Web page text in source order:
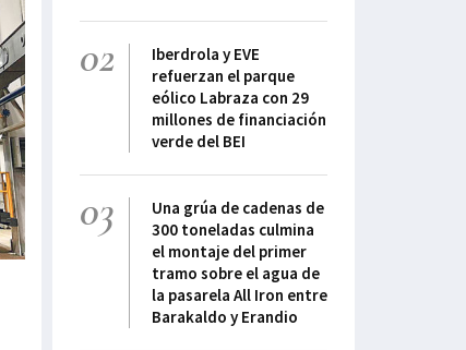
02
Iberdrola y EVE
refuerzan el parque
eólico Labraza con 29
millones de financiación
verde del BEI
03
Una grúa de cadenas de
300 toneladas culmina
el montaje del primer
tramo sobre el agua de
la pasarela All Iron entre
Barakaldo y Erandio